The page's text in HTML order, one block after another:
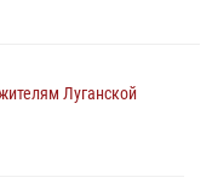
Луганской